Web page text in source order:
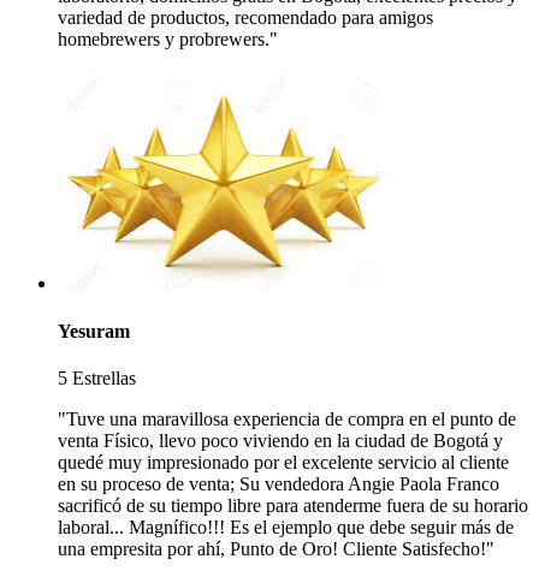
variedad de productos, recomendado para amigos
homebrewers y probrewers."
Yesuram
5 Estrellas
"Tuve una maravillosa experiencia de compra en el punto de
venta Físico, llevo poco viviendo en la ciudad de Bogotá y
quedé muy impresionado por el excelente servicio al cliente
en su proceso de venta; Su vendedora Angie Paola Franco
sacrificó de su tiempo libre para atenderme fuera de su horario
laboral... Magnífico!!! Es el ejemplo que debe seguir más de
una empresita por ahí, Punto de Oro! Cliente Satisfecho!"